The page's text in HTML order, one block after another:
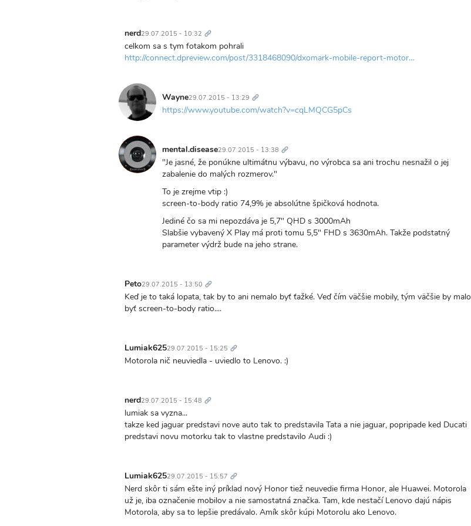
nerd29.07.2015 - 10:32 odkaz
celkom sa s tym fotakom pohrali
http://connect.dpreview.com/post/3318468090/dxomark-mobile-report-motor…
Wayne29.07.2015 - 13:29 odkaz
https://www.youtube.com/watch?v=cqLMQCG5pCs
mental.disease29.07.2015 - 13:38 odkaz
"Je jasné, že ponúkne ultimátnu výbavu, no výrobca sa ani trochu nesnažil o jej
zabalenie do malých rozmerov."
To je zrejme vtip :)
screen-to-body ratio 74,9% je absolútne špičková hodnota.
Jediné čo sa mi nepozdáva je 5,7" QHD s 3000mAh
Slabšie vybavený X Play má proti tomu 5,5" FHD s 3630mAh. Takže podstatný
parameter výdrž bude na jeho strane.
Peto29.07.2015 - 13:50 odkaz
Keď je to taká lopata, tak by to ani nemalo byť ťažké. Veď čím väčšie mobily, tým väčšie by malo
byť screen-to-body ratio....
Lumiak62529.07.2015 - 15:25 odkaz
Motorola nič neuviedla - uviedlo to Lenovo. :)
nerd29.07.2015 - 15:48 odkaz
lumiak sa vyzna...
takze ked jaguar predstavi nove auto tak to predstavila Tata a nie jaguar, popripade ked Ducati
predstavi novu motorku tak to vlastne predstavilo Audi :)
Lumiak62529.07.2015 - 15:57 odkaz
Nerd skôr ti sám ešte iný príklad nový Honor tiež neuvedie firma Honor, ale Huawei. Motorola
už je, iba označenie mobilov a nie samostatná značka. Tam, kde nestačí Lenovo dajú nápis
Motorola, aby sa to lepšie predávalo. Amík skôr kúpi Motorolu ako Lenovo.